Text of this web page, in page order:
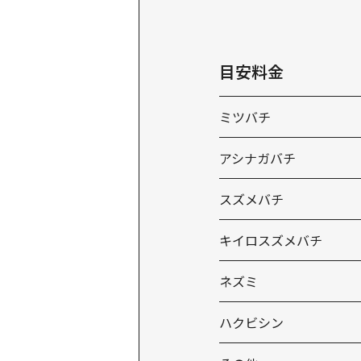
目安料金
ミツバチ
アシナガバチ
スズメバチ
キイロスズメバチ
ネズミ
ハクビシン